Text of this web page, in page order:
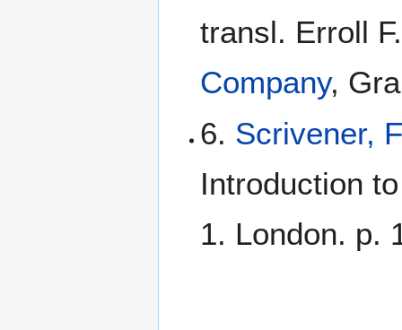
transl. Erroll
Company,
6. Scrivener,
Introduction
1. London. p.